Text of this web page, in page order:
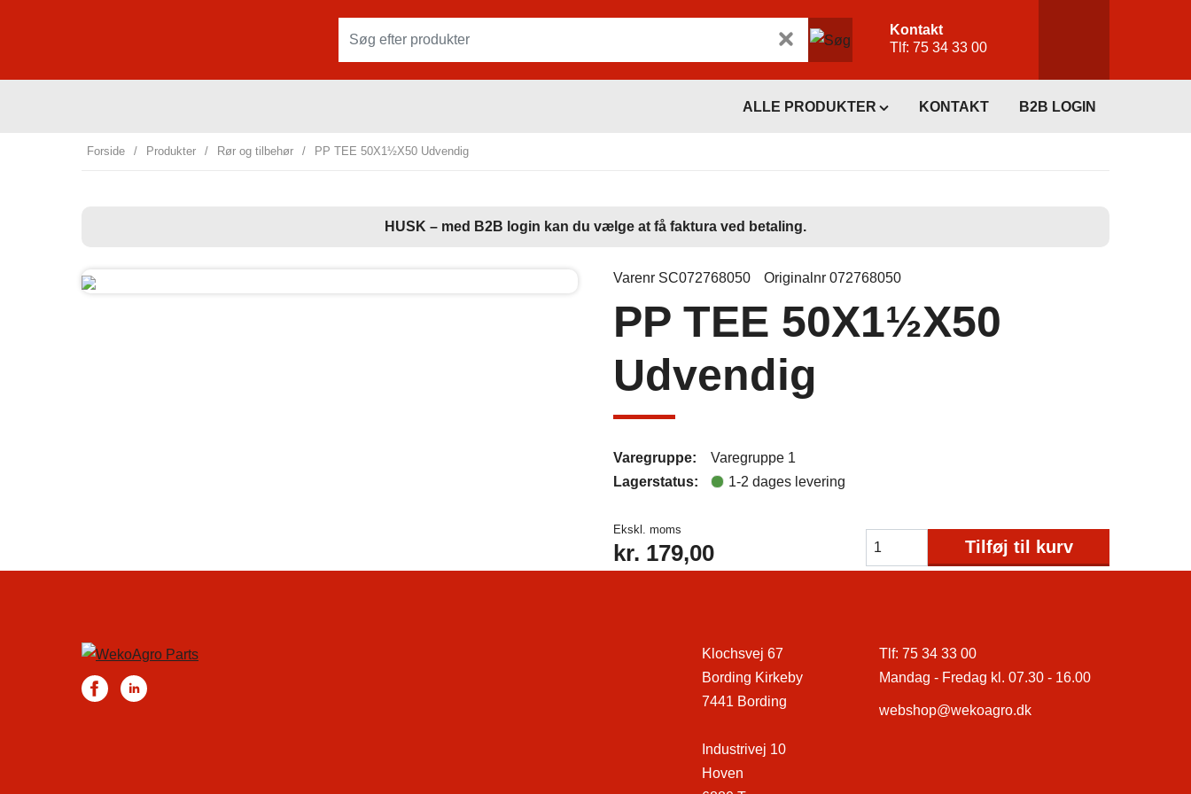
Kontakt
Tlf: 75 34 33 00
ALLE PRODUKTER KONTAKT B2B LOGIN
Forside / Produkter / Rør og tilbehør / PP TEE 50X1½X50 Udvendig
HUSK – med B2B login kan du vælge at få faktura ved betaling.
Varenr SC072768050 Originalnr 072768050
PP TEE 50X1½X50
Udvendig
Varegruppe:
Varegruppe 1
Lagerstatus:
1-2 dages levering
Ekskl. moms
kr. 179,00 Tilføj til kurv
Klochsvej 67
Bording Kirkeby
7441 Bording
Industrivej 10
Hoven
Tlf: 75 34 33 00
Mandag - Fredag kl. 07.30 - 16.00
webshop@wekoagro.dk